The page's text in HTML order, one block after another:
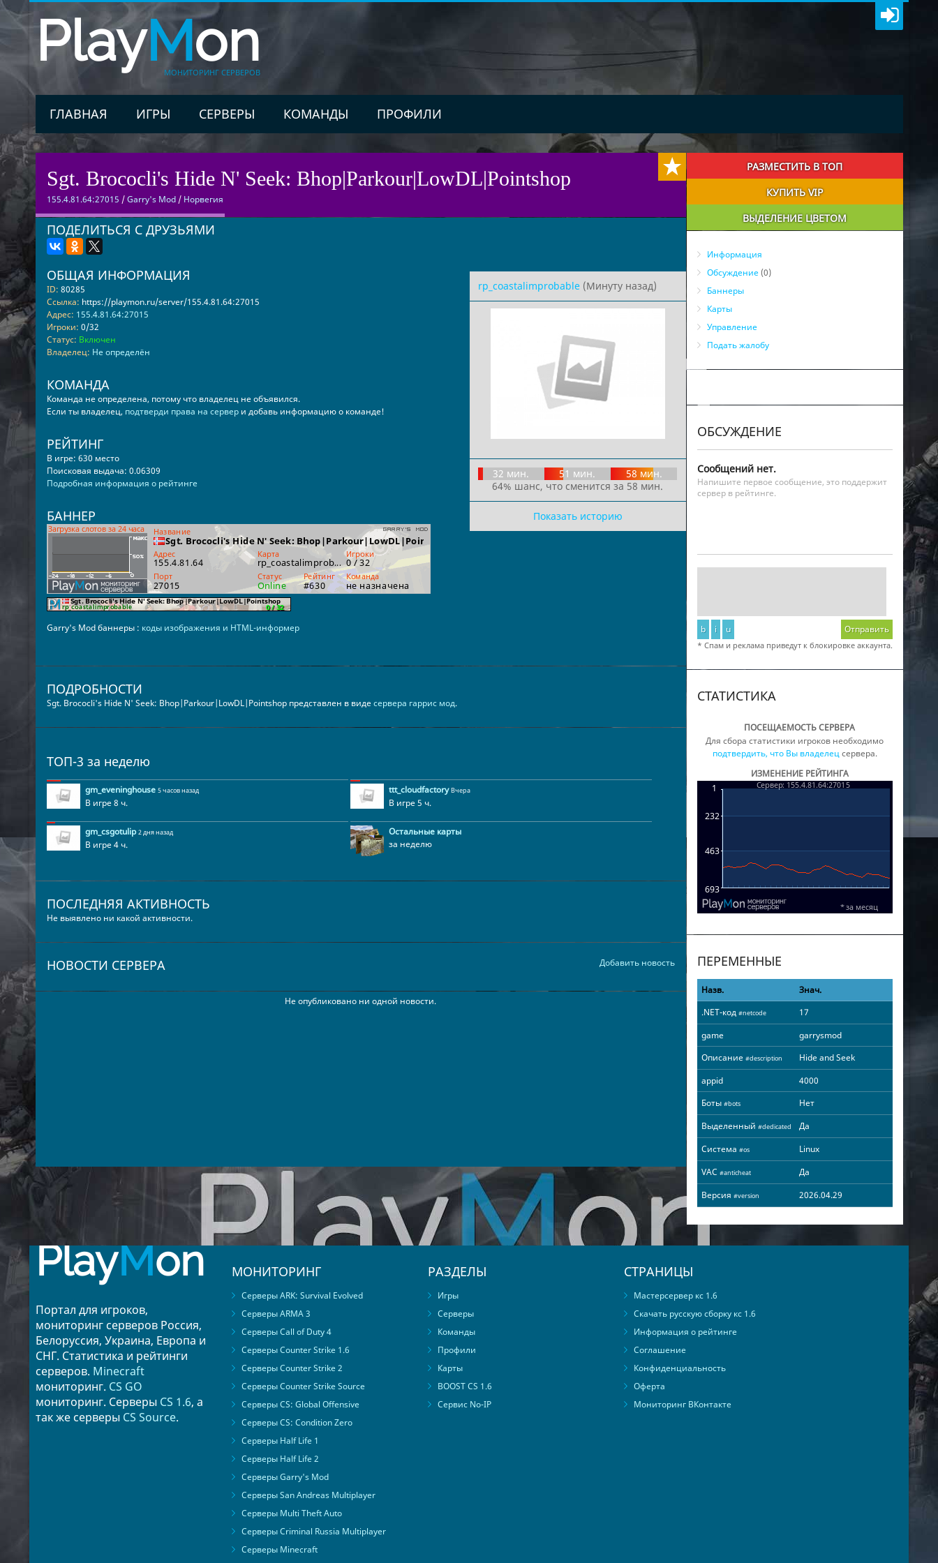
PlayMon
МОНИТОРИНГ СЕРВЕРОВ
ГЛАВНАЯ ИГРЫ СЕРВЕРЫ КОМАНДЫ ПРОФИЛИ
Sgt. Brococli's Hide N' Seek: Bhop|Parkour|LowDL|Pointshop
155.4.81.64:27015 /Garry's Mod/ Норвегия
ПОДЕЛИТЬСЯ С ДРУЗЬЯМИ
rp_coastalimprobable(Минуту назад)
32 мин. 51 мин.
58 мин.
64% шанс, что сменится за 58 мин.
Показать историю
ОБЩАЯ ИНФОРМАЦИЯ
ID: 80285
Ссылка: https://playmon.ru/server/155.4.81.64:27015
Адрес: 155.4.81.64:27015
Игроки: 0/32
Статус: Включен
Владелец: Не определён
КОМАНДА
Команда не определена, потому что владелец не объявился.
Если ты владелец, подтверди права на сервери добавь информацию о команде!
РЕЙТИНГ
В игре: 630 место
Поисковая выдача: 0.06309
Подробная информация о рейтинге
БАННЕР
Garry's Mod баннеры : коды изображения и HTML-информер
ПОДРОБНОСТИ
Sgt. Brococli's Hide N' Seek: Bhop|Parkour|LowDL|Pointshop представлен в видесервера гаррис мод.
ТОП-3 за неделю
gm_eveninghouse 5 часов назад
В игре 8 ч.
ttt_cloudfactory Вчера
В игре 5 ч.
gm_csgotulip 2 дня назад
В игре 4 ч.
Остальные карты
за неделю
ПОСЛЕДНЯЯ АКТИВНОСТЬ
Не выявлено ни какой активности.
Добавить новость
НОВОСТИ СЕРВЕРА
Не опубликовано ни одной новости.
РАЗМЕСТИТЬ В ТОП
КУПИТЬ VIP
ВЫДЕЛЕНИЕ ЦВЕТОМ
Информация
Обсуждение(0)
Баннеры
Карты
Управление
Подать жалобу
ОБСУЖДЕНИЕ
Сообщений нет.
Напишите первое сообщение, это поддержит
сервер в рейтинге.
b i u Отправить
* Спам и реклама приведут к блокировке аккаунта.
СТАТИСТИКА
ПОСЕЩАЕМОСТЬ СЕРВЕРА
Для сбора статистики игроков необходимо
подтвердить, что Вы владелецсервера.
ИЗМЕНЕНИЕ РЕЙТИНГА
ПЕРЕМЕННЫЕ
Назв.
Знач.
.NET-код #netcode
17
game
garrysmod
Описание #description
Hide and Seek
appid
4000
Боты #bots
Нет
Выделенный #dedicated
Да
Система #os
Linux
VAC #anticheat
Да
Версия #version 2026.04.29
PlayMon
Портал для игроков,
мониторинг серверов Россия,
Белоруссия, Украина, Европа и
СНГ. Статистика и рейтинги
серверов. Minecraft
мониторинг. CS GO
мониторинг. Серверы CS 1.6, а
так же серверы CS Source.
МОНИТОРИНГ
Серверы ARK: Survival Evolved
Серверы ARMA 3
Серверы Call of Duty 4
Серверы Counter Strike 1.6
Серверы Counter Strike 2
Серверы Counter Strike Source
Серверы CS: Global Offensive
Серверы CS: Condition Zero
Серверы Half Life 1
Серверы Half Life 2
Серверы Garry's Mod
Серверы San Andreas Multiplayer
Серверы Multi Theft Auto
Серверы Criminal Russia Multiplayer
Серверы Minecraft
РАЗДЕЛЫ
Игры
Серверы
Команды
Профили
Карты
BOOST CS 1.6
Сервис No-IP
СТРАНИЦЫ
Мастерсервер кс 1.6
Скачать русскую сборку кс 1.6
Информация о рейтинге
Соглашение
Конфиденциальность
Оферта
Мониторинг ВКонтакте